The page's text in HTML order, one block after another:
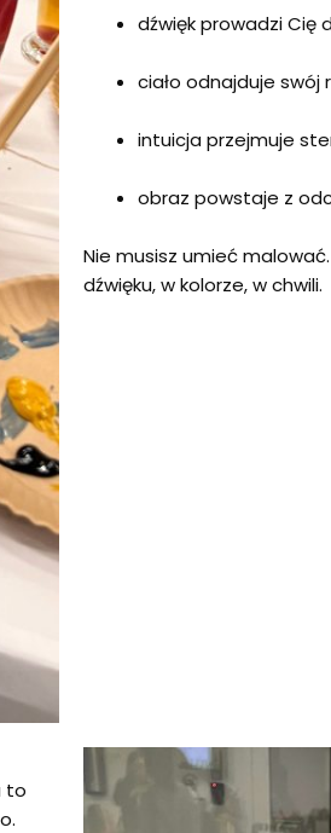
dźwięk prowadzi Cię
ciało odnajduje swój
intuicja przejmuje
obraz powstaje z
Nie musisz umieć
dźwięku, w kolorze, w chwili.
to